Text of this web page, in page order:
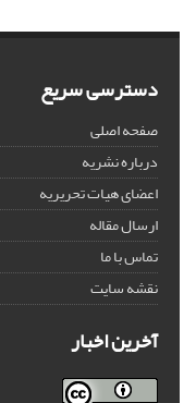
دسترسی سریع
صفحه اصلی
درباره نشریه
اعضای هیات تحریریه
ارسال مقاله
تماس با ما
نقشه سایت
آخرین اخبار